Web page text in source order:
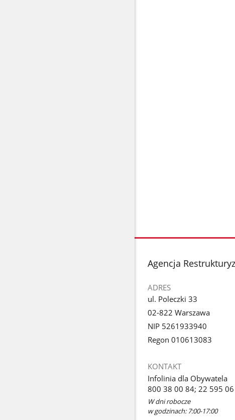
stopka
Agencja
ADRES
ul. Poleczki 33
02-822 Warszawa
NIP 5261933940
Regon 010613083
KONTAKT
Infolinia dla Obywatela
800 38 00 84; 22 595 06
W dni robocze
w godzinach: 7:00-17:00